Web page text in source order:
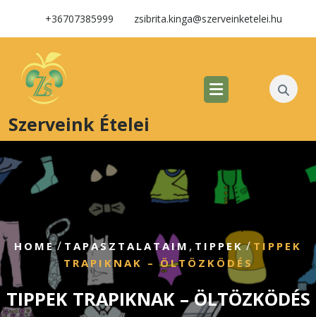
+36707385999 zsibrita.kinga@szerveinketelei.hu
Szerveink Ételei
HOME/ TAPASZTALATAIM , TIPPEK/TIPPEK
TRAPIKNAK – ÖLTÖZKÖDÉS
TIPPEK TRAPIKNAK – ÖLTÖZKÖDÉS